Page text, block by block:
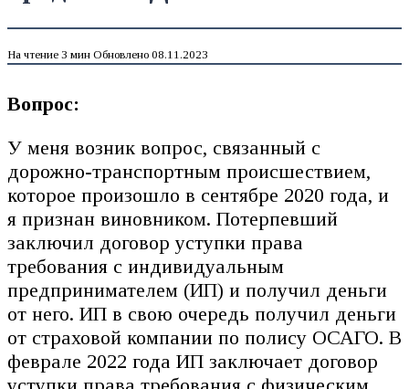
На чтение 3 мин Обновлено 08.11.2023
Вопрос:
У меня возник вопрос, связанный с
дорожно-транспортным происшествием,
которое произошло в сентябре 2020 года, и
я признан виновником. Потерпевший
заключил договор уступки права
требования с индивидуальным
предпринимателем (ИП) и получил деньги
от него. ИП в свою очередь получил деньги
от страховой компании по полису ОСАГО. В
феврале 2022 года ИП заключает договор